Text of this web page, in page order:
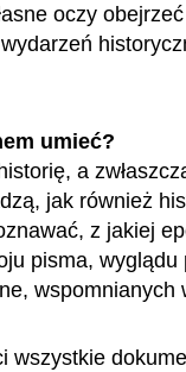
oczy
umieć?
a
jak również
z jakiej
pisma,
wszystkie